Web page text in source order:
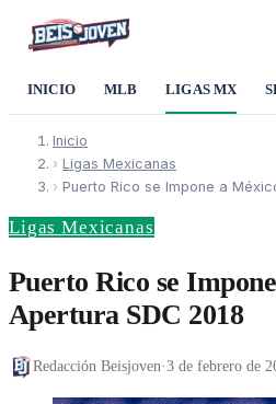
INICIO MLB LIGAS MX
Inicio
› Ligas Mexicanas
› Puerto Rico se Impone a
Ligas Mexicanas
Puerto Rico se
Apertura SDC 2018
Redacción Beisjoven·3 de febrero de